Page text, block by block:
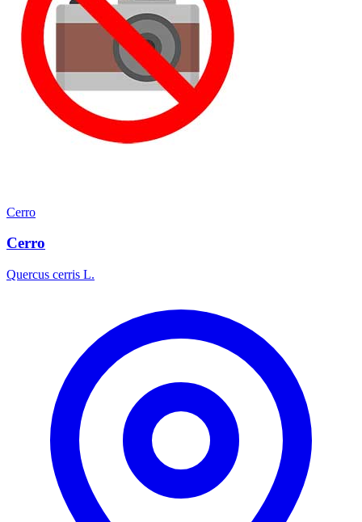
Cerro
Cerro
Quercus cerris L.